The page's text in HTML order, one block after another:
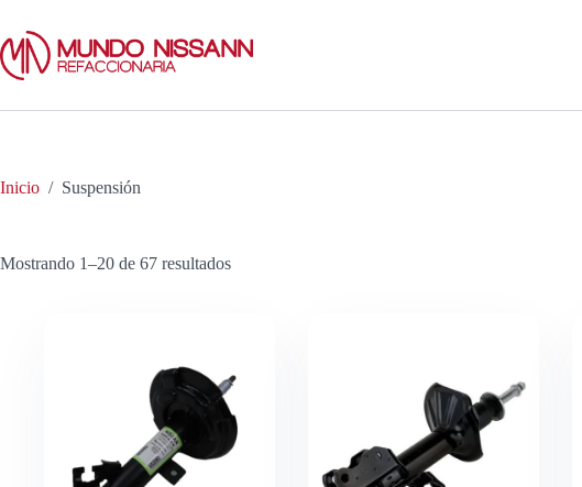
contenido
Inicio / Suspensión
Mostrando 1–20 de 67 resultados